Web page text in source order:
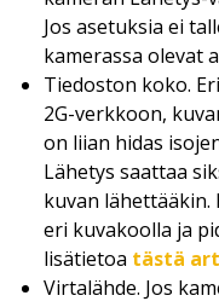
Jos asetuksia ei
kamerassa olevat
Tiedoston koko.
2G-verkkoon,
on liian hidas
Lähetys saattaa
kuvan
eri kuvakoolla ja
lisätietoa tästä
Virtalähde. Jos